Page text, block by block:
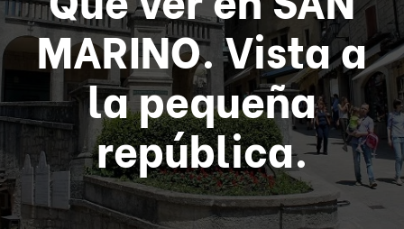
MARINO. Vista a
la pequeña
república.